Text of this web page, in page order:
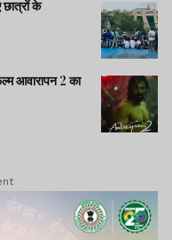
छात्रों के
आवारापन 2 का